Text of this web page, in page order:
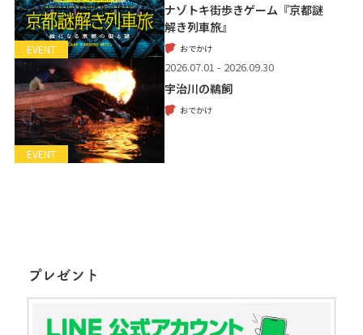
EVENT
ナゾトキ街歩きゲーム『京都謎
解き列車旅』
おでかけ
EVENT
2026.07.01 - 2026.09.30
宇治川の鵜飼
おでかけ
プレゼント